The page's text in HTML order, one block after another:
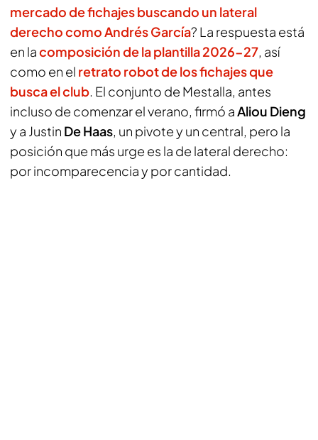
mercado de fichajes buscando un lateral
derecho como Andrés García? La respuesta está
en lacomposición de la plantilla 2026-27, así
como en el retrato robot de los fichajes que
busca el club. El conjunto de Mestalla, antes
incluso de comenzar el verano, firmó aAliou Dieng
y a Justin De Haas, un pivote y un central, pero la
posición que más urge es la de lateral derecho:
por incomparecencia y por cantidad.